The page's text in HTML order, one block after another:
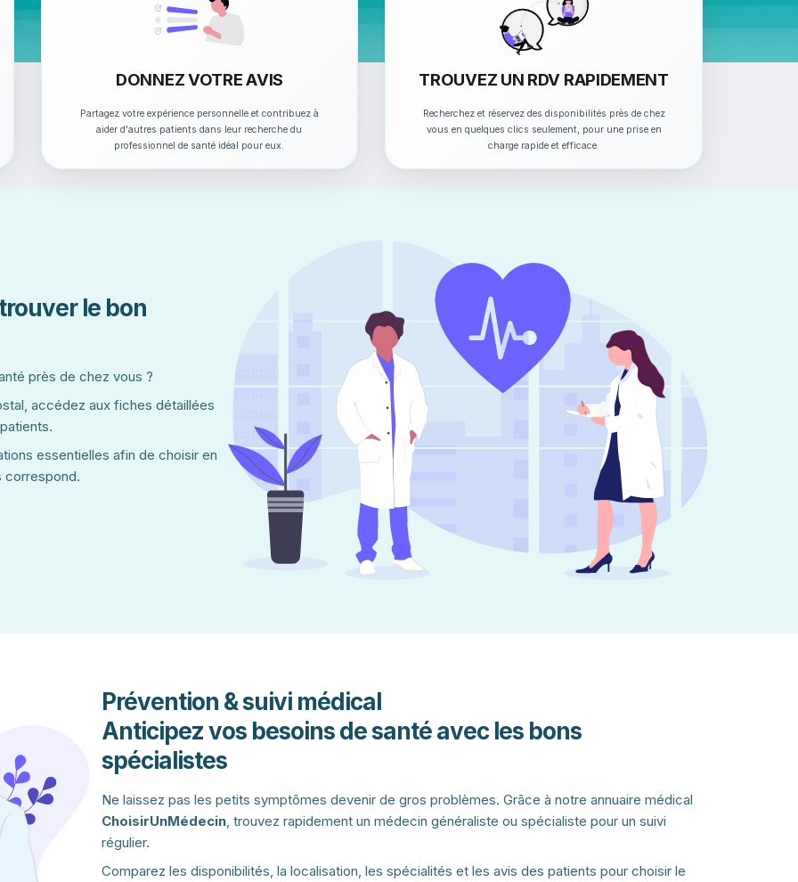
DONNEZ VOTRE AVIS
Partagez votre expérience personnelle et contribuez à
aider d'autres patients dans leur recherche du
professionnel de santé idéal pour eux.
TROUVEZ UN RDV RAPIDEMENT
Recherchez et réservez des disponibilités près de chez
vous en quelques clics seulement, pour une prise en
charge rapide et efficace.
le bon
près de chez vous ?
accédez aux fiches détaillées
essentielles afin de choisir en
correspond.
Prévention & suivi médical
Anticipez vos besoins de santé avec les bons
spécialistes
Ne laissez pas les petits symptômes devenir de gros problèmes. Grâce à notre annuaire médical
ChoisirUnMédecin, trouvez rapidement un médecin généraliste ou spécialiste pour un suivi
régulier.
Comparez les disponibilités, la localisation, les spécialités et les avis des patients pour choisir le